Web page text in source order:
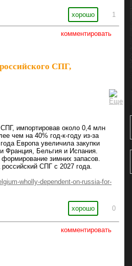
хорошо 1
комментировать
СПГ,
импортировав около 0,4 млн
чем на 40% год-к-году из-за
Европа увеличила закупки
Франция, Бельгия и Испания.
зимних запасов.
СПГ с 2027 года.
wholly-dependent-on-russia-for-
хорошо 0
комментировать